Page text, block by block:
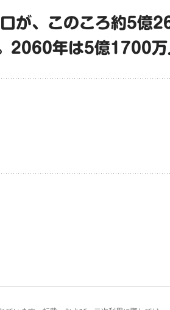
が、このころ約5億
2060年は5億1700万